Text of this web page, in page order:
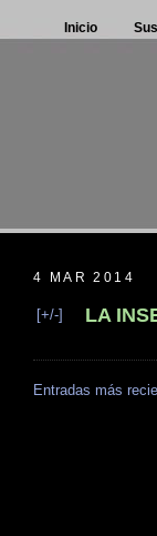
Inicio
4 MAR 2014
[+/-] LA
Entradas más